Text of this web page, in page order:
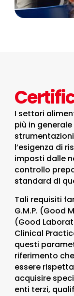
I settori
più in
l’esigenza di
imposti dalle
controllo
standard di
Tali requisiti
G.M.P. (Good
(Good
Clinical
questi
riferimento
essere
acquisire
enti terzi,